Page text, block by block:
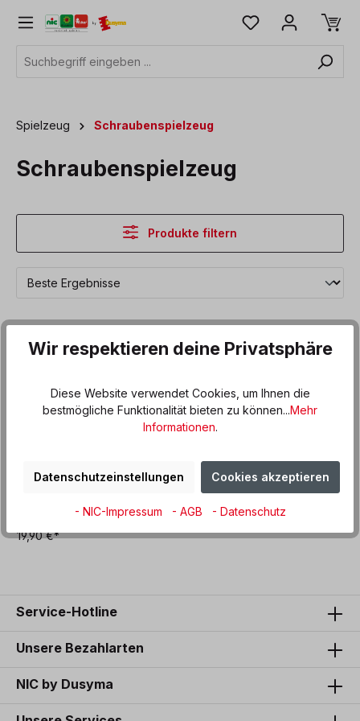
springen
Spielzeug Schraubenspielzeug
Schraubenspielzeug
Produkte filtern
Schrauben und Muttern
19,90 €*
Service-Hotline
Unsere Bezahlarten
NIC by Dusyma
Wir respektieren deine Privatsphäre
Diese Website verwendet Cookies, um Ihnen die
bestmögliche Funktionalität bieten zu können...Mehr
Informationen.
Datenschutzeinstellungen Cookies akzeptieren
- NIC-Impressum - AGB - Datenschutz